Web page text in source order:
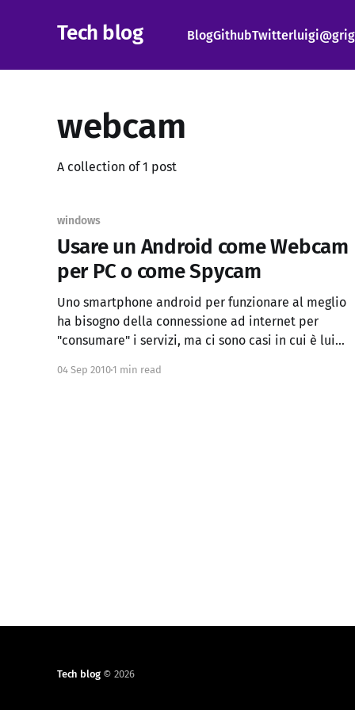
Tech blog BlogGithubTwitter
webcam
A collection of 1 post
windows
Usare un Android come Webcam
per PC o come Spycam
Uno smartphone android per funzionare al meglio
ha bisogno della connessione ad internet per
"consumare" i servizi, ma ci sono casi in cui è lui
di cui dispone possono trasformarlo in un oggetto
04 Sep 2010 1 min read
Tech blog © 2026